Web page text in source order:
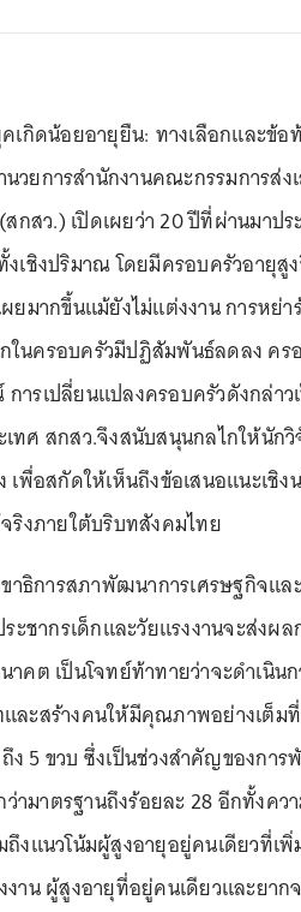
เกิดน้อยอายุยืน: ทางเลือกและข้อ
ยการสำนักงานคณะกรรมการส่ง
กสว.) เปิดเผยว่า 20 ปีที่ผ่านมาปร
เชิงปริมาณ โดยมีครอบครัวอายุสู
มากขึ้นแม้ยังไม่แต่งงาน การหย่า
นครอบครัวมีปฏิสัมพันธ์ลดลง คร
ารเปลี่ยนแปลงครอบครัวดังกล่าว
ทศ สกสว.จึงสนับสนุนกลไกให้นัก
พื่อสกัดให้เห็นถึงข้อเสนอแนะเชิง
ริงภายใต้บริบทสังคมไทย
ธิการสภาพัฒนาการเศรษฐกิจแล
ะชากรเด็กและวัยแรงงานจะส่งผ
คต เป็นโจทย์ท้าทายว่าจะดำเนินก
ละสร้างคนให้มีคุณภาพอย่างเต็ม
ง 5 ขวบ ซึ่งเป็นช่วงสำคัญของกา
มาตรฐานถึงร้อยละ 28 อีกทั้งคว
งแนวโน้มผู้สูงอายุอยู่คนเดียวที่เ
าน ผู้สูงอายุที่อยู่คนเดียวและยาก